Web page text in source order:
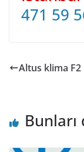
471 59
Altus klima F2